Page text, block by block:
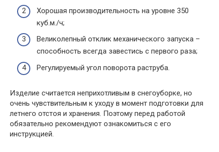
Хорошая производительность на уровне 350
куб.м./ч;
Великолепный отклик механического запуска –
способность всегда завестись с первого раза;
Регулируемый угол поворота раструба.
Изделие считается неприхотливым в снегоуборке, но
очень чувствительным к уходу в момент подготовки для
летнего отстоя и хранения. Поэтому перед работой
обязательно рекомендуют ознакомиться с его
инструкцией.